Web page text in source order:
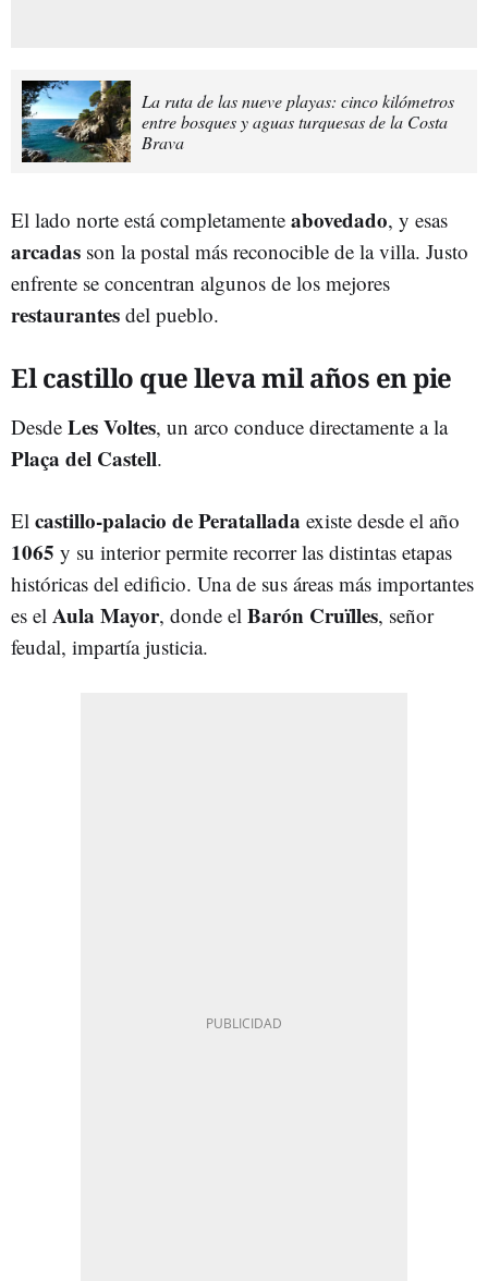
La ruta de las nueve playas: cinco kilómetros
entre bosques y aguas turquesas de la Costa
Brava
El lado norte está completamente abovedado, y esas
arcadas son la postal más reconocible de la villa. Justo
enfrente se concentran algunos de los mejores
restaurantes del pueblo.
El castillo que lleva mil años en pie
Desde Les Voltes, un arco conduce directamente a la
Plaça del Castell.
El castillo-palacio de Peratallada existe desde el año
1065 y su interior permite recorrer las distintas etapas
históricas del edificio. Una de sus áreas más importantes
es el Aula Mayor, donde el Barón Cruïlles, señor
feudal, impartía justicia.